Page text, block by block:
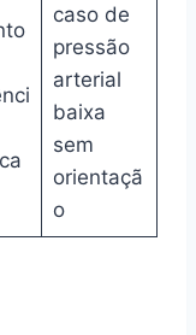
caso de
pressão
arterial
baixa
sem
orientaçã
o